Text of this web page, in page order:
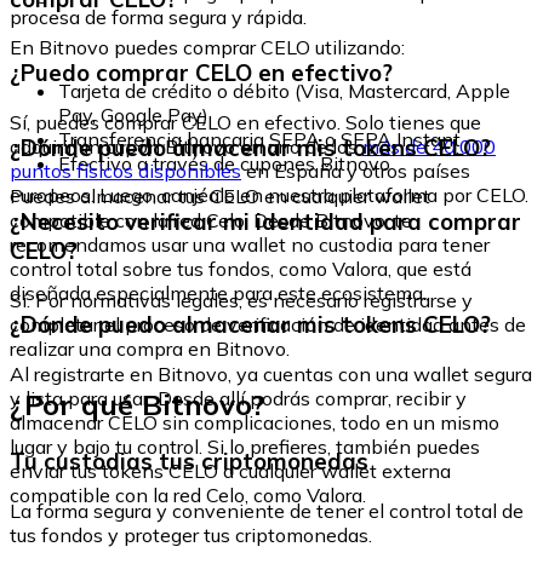
procesa de forma segura y rápida.
En Bitnovo puedes comprar CELO utilizando:
Tarjeta de crédito o débito (Visa, Mastercard, Apple
Pay, Google Pay)
Transferencia bancaria SEPA o SEPA Instant
Efectivo a través de cupones Bitnovo
¿Puedo comprar CELO en efectivo?
Sí, puedes comprar CELO en efectivo. Solo tienes que
adquirir un cupón Bitnovo en uno de losmás de 40.000
puntos físicos disponiblesen España y otros países
europeos. Luego, canjéalo en nuestra plataforma por CELO.
¿Dónde puedo almacenar mis tokens CELO?
Puedes almacenar tus CELO en cualquier wallet
compatible con la red Celo. Desde Bitnovo, te
recomendamos usar una wallet no custodia para tener
control total sobre tus fondos, como Valora, que está
diseñada especialmente para este ecosistema.
¿Necesito verificar mi identidad para comprar
CELO?
Sí. Por normativas legales, es necesario registrarse y
completar el proceso de verificación de identidad antes de
realizar una compra en Bitnovo.
¿Dónde puedo almacenar mis tokens CELO?
Al registrarte en Bitnovo, ya cuentas con una wallet segura
y lista para usar. Desde allí podrás comprar, recibir y
almacenar CELO sin complicaciones, todo en un mismo
lugar y bajo tu control. Si lo prefieres, también puedes
enviar tus tokens CELO a cualquier wallet externa
compatible con la red Celo, como Valora.
¿Por qué Bitnovo?
Tu custodias tus criptomonedas
La forma segura y conveniente de tener el control total de
tus fondos y proteger tus criptomonedas.